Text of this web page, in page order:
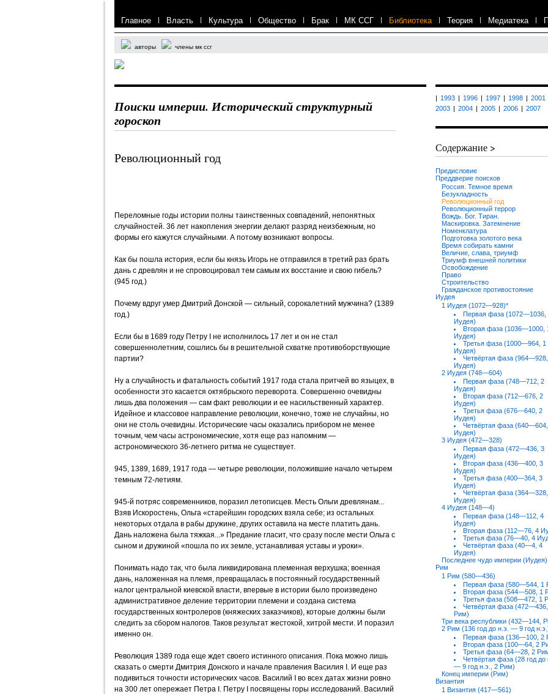
Главное | Власть | Культура | Общество | Брак | МК ССГ | Библиотека | Теория | Медиатека |
авторы члены мк ссг
Поиски империи. Исторический структурный
гороскоп
Революционный год
Переломные годы истории полны таинственных совпадений, непонятных
случайностей. 36 лет накопления энергии делают разряд неизбежным, но
формы его кажутся случайными. А потому возникают вопросы.
Как бы пошла история, если бы князь Игорь не отправился в третий раз брать
дань с древлян и не спровоцировал тем самым их восстание и свою гибель?
(945 год.)
Почему вдруг умер Дмитрий Донской — сильный, сорокалетний мужчина? (1389
год.)
Если бы в 1689 году Петру I не исполнилось 17 лет и он не стал
совершеннолетним, сошлись бы в решительной схватке противоборствующие
партии?
Ну а случайность и фатальность событий 1917 года стала притчей во языцех, в
особенности это касается октябрьского переворота. Совершенно очевидны
лишь два положения — сам факт революции и ее насильственный характер.
Идейное и классовое направление революции, конечно, тоже не случайны, но
они не столь очевидны. Исторические часы оказались прибором не менее
точным, чем часы астрономические, хотя еще раз напомним —
астрономического 36-летнего ритма не существует.
945, 1389, 1689, 1917 года — четыре революции, положившие начало четырем
темным 72-летиям.
945-й потряс современников, поразил летописцев. Месть Ольги древлянам...
Взяв Искоростень, Ольга «старейшин городских взяла себе; из остальных
некоторых отдала в рабы дружине, других оставила на месте платить дань.
Дань наложена была тяжкая...» Предание гласит, что сразу после мести Ольга с
сыном и дружиной «пошла по их земле, устанавливая уставы и уроки».
Понимать надо так, что была ликвидирована племенная верхушка; военная
дань, наложенная на племя, превращалась в постоянный государственный
налог центральной киевской власти, впервые в истории было произведено
административное деление территории племени и создана система
государственных контролеров (княжеских заказчиков), которые должны были
следить за сбором налогов. Таков результат жестокой, хитрой мести. И поразил
именно он.
Революция 1389 года еще ждет своего истинного описания. Пока можно лишь
сказать о смерти Дмитрия Донского и начале правления Василия I. И еще раз
подивиться точности исторических часов. Василий I во всех датах жизни ровно
на 300 лет опережает Петра I. Петру I посвящены горы исследований. Василий
| 1993 | 1996 | 1997 | 1998 | 2001
2003 | 2004 | 2005 | 2006 | 2007
Содержание >
Предисловие
Преддверие поисков
Россия. Темное время
Безукладность
Революционный год
Революционный террор
Вождь. Бог. Тиран.
Маскировка. Затемнение
Номенклатура
Подготовка золотого века
Время собирать камни
Величие, слава, триумф
Триумф внешней политики
Освобождение
Право
Строительство
Гражданское противостояние
Иудея
1 Иудея (1072—928)*
Первая фаза (1072—1036,
Иудея)
Вторая фаза (1036—1000,
Иудея)
Третья фаза (1000—964, 1
Иудея)
Четвёртая фаза (964—928,
Иудея)
2 Иудея (748—604)
Первая фаза (748—712, 2
Иудея)
Вторая фаза (712—676, 2
Иудея)
Третья фаза (676—640, 2
Иудея)
Четвёртая фаза
Иудея)
3 Иудея (472—328)
Первая фаза (472—436, 3
Иудея)
Вторая фаза (436—400, 3
Иудея)
Третья фаза (400—364, 3
Иудея)
Четвёртая фаза
Иудея)
4 Иудея (148—4)
Первая фаза (148—112, 4
Иудея)
Вторая фаза (112—76, 4
Третья фаза (76—40, 4
Четвёртая фаза (40—4, 4
Иудея)
Последнее чудо империи (Иудея)
Рим
1 Рим (580—436)
Первая фаза (580—544, 1
Вторая фаза (544—508, 1
Третья фаза (508—472, 1
Четвёртая фаза (472—436,
Рим)
Три века республики (432—144,
2 Рим (136 год до н.э. — 9 год
Первая фаза (136—100, 2
Вторая фаза (100—64, 2
Третья фаза (64—28, 2
Четвёртая фаза (28 год до
— 9 год н.э., 2 Рим)
Конец империи (Рим)
Византия
1 Византия (417—561)